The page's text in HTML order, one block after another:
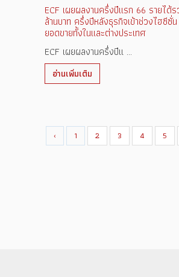
ECF เผยผลงานครึ่งปีแรก 66 รายได้
ล้านบาท ครึ่งปีหลังธุรกิจเข้าช่วงไฮซีซั่
ยอดขายทั้งในและต่างประเทศ
ECF เผยผลงานครึ่งปีแ ...
อ่านเพิ่มเติม
‹ 1 2 3 4 5